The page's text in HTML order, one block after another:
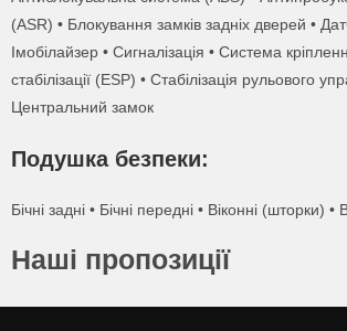
(ASR) • Блокування замків задніх дверей •
Імобілайзер • Сигналізація • Система
стабілізації (ESP) • Стабілізація рульового
Центральний замок
Подушка безпеки:
Бічні задні • Бічні передні • Віконні (шторки)
Наші пропозиції